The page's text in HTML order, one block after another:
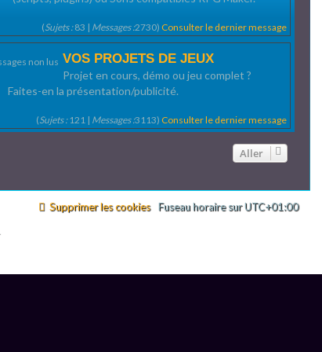
(Sujets :83 | Messages :2730) Consulter le dernier message
VOS PROJETS DE JEUX
Projet en cours, démo ou jeu complet ?
Faites-en la présentation/publicité.
(Sujets :121 | Messages :3113) Consulter le dernier message
Aller
Fuseau horaire surUTC+01:00
Supprimer les cookies